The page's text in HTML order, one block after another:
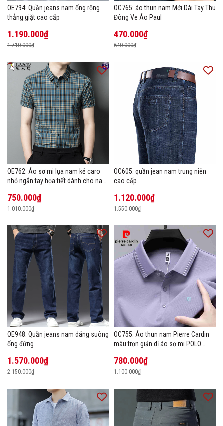
OE794: Quần jeans nam ống rộng
thẳng giặt cao cấp
1.190.000₫
1.710.000₫
OC765: áo thun nam Mới Dài Tay Thu
Đông Ve Áo Paul
470.000₫
640.000₫
OE762: Áo sơ mi lụa nam kẻ caro
nhỏ ngắn tay họa tiết dành cho nam
750.000₫
1.010.000₫
OC605: quần jean nam trung niên
cao cấp
1.120.000₫
1.550.000₫
OE948: Quần jeans nam dáng suông
ống đứng
1.570.000₫
2.150.000₫
OC755: Áo thun nam Pierre Cardin
màu trơn giản dị áo sơ mi POLO
780.000₫
1.100.000₫